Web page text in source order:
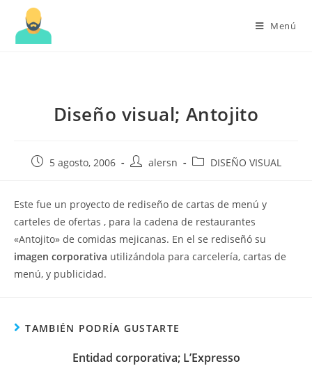
Menú
Diseño visual; Antojito
Publicación
entrada:
5 agosto, 2006
Autor
entrada:
alersn
Categoría
entrada:
DISEÑO VISUAL
Este fue un proyecto de rediseño de cartas de menú y
carteles de ofertas , para la cadena de restaurantes
«Antojito» de comidas mejicanas. En el se rediseñó su
imagen corporativa utilizándola para carcelería, cartas de
menú, y publicidad.
TAMBIÉN PODRÍA GUSTARTE
Entidad corporativa; L’Expresso